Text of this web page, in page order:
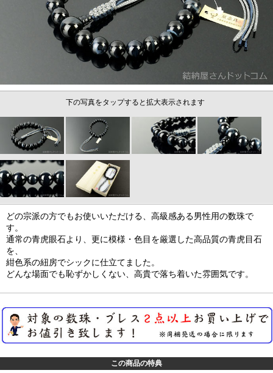
下の写真をタップすると拡大表示されます
どの宗派の方でもお使いいただける、高級感ある男性用の数珠で
す。
通常の青虎眼石より、更に模様・色目を厳選した高品質の青虎目石
を、
紺色系の紐房でシックに仕立てました。
どんな場面でも恥ずかしくない、高貴で落ち着いた雰囲気です。
この商品の特典